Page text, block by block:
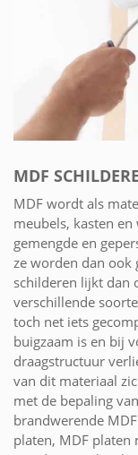
MDF
MDF wordt als
meubels, kasten
gemengde en
ze worden dan ook
schilderen lijkt dan
verschillende
toch net iets
buigzaam is en bij
draagstructuur
van dit materiaal
met de bepaling
brandwerende
platen, MDF platen